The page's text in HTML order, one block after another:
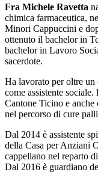
Fra Michele Ravetta
chimica farmaceutica,
Minori Cappuccini e
ottenuto il bachelor in
bachelor in Lavoro
sacerdote.
Ha lavorato per oltre un
come assistente
Cantone Ticino e
nel percorso di cure
Dal 2014 è assistente
della Casa per Anziani
cappellano nel reparto
Dal 2016 è guardiano